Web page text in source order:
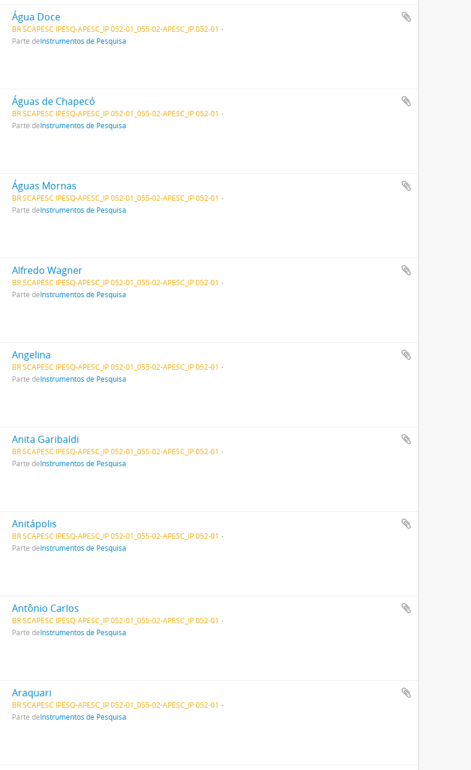
Água Doce
BR SCAPESC IPESQ-APESC_IP 052-01_055-02-APESC_IP 052-01
Parte deInstrumentos de Pesquisa
Águas de Chapecó
BR SCAPESC IPESQ-APESC_IP 052-01_055-02-APESC_IP 052-01
Parte deInstrumentos de Pesquisa
Águas Mornas
BR SCAPESC IPESQ-APESC_IP 052-01_055-02-APESC_IP 052-01
Parte deInstrumentos de Pesquisa
Alfredo Wagner
BR SCAPESC IPESQ-APESC_IP 052-01_055-02-APESC_IP 052-01
Parte deInstrumentos de Pesquisa
Angelina
BR SCAPESC IPESQ-APESC_IP 052-01_055-02-APESC_IP 052-01
Parte deInstrumentos de Pesquisa
Anita Garibaldi
BR SCAPESC IPESQ-APESC_IP 052-01_055-02-APESC_IP 052-01
Parte deInstrumentos de Pesquisa
Anitápolis
BR SCAPESC IPESQ-APESC_IP 052-01_055-02-APESC_IP 052-01
Parte deInstrumentos de Pesquisa
Antônio Carlos
BR SCAPESC IPESQ-APESC_IP 052-01_055-02-APESC_IP 052-01
Parte deInstrumentos de Pesquisa
Araquari
BR SCAPESC IPESQ-APESC_IP 052-01_055-02-APESC_IP 052-01
Parte deInstrumentos de Pesquisa